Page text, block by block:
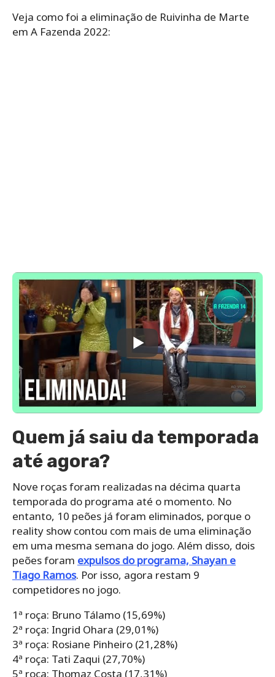
Veja como foi a eliminação de Ruivinha de Marte
em A Fazenda 2022:
Quem já saiu da temporada
até agora?
Nove roças foram realizadas na décima quarta
temporada do programa até o momento. No
entanto, 10 peões já foram eliminados, porque o
reality show contou com mais de uma eliminação
em uma mesma semana do jogo. Além disso, dois
peões foram expulsos do programa, Shayan e
Tiago Ramos. Por isso, agora restam 9
competidores no jogo.
1ª roça: Bruno Tálamo (15,69%)
2ª roça: Ingrid Ohara (29,01%)
3ª roça: Rosiane Pinheiro (21,28%)
4ª roça: Tati Zaqui (27,70%)
5ª roça: Thomaz Costa (17,31%)